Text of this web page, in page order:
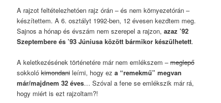
A rajzot feltételezhetóen rajz órán – és nem környezetórán –
készítettem. A 6. osztályt 1992-ben, 12 évesen kezdtem meg.
Sajnos a hónap és évszám nem szerepel a rajzon,azaz ’92
Szeptembere és ’93 Júniusa között bármikor készülhetett.
A keletkezésének történetére már nem emlékszem –meglepő
sokkolókimondani leírni, hogy eza “remekmű” megvan
már/majdnem 32 éves… Szóval a fene se emlékszik már rá,
hogy miért is ezt rajzoltam?!